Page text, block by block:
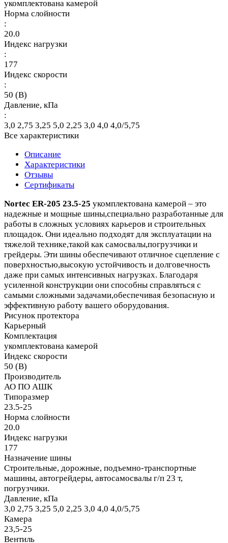
укомплектована камерой
Норма слойности
:
20.0
Индекс нагрузки
:
177
Индекс скорости
:
50 (B)
Давление, кПа
:
3,0 2,75 3,25 5,0 2,25 3,0 4,0 4,0/5,75
Все характеристики
Описание
Характеристики
Отзывы
Сертификаты
Nortec ER-205 23.5-25 укомплектована камерой – это
надежные и мощные шины,специально разработанные для
работы в сложных условиях карьеров и строительных
площадок. Они идеально подходят для эксплуатации на
тяжелой технике,такой как самосвалы,погрузчики и
грейдеры. Эти шины обеспечивают отличное сцепление с
поверхностью,высокую устойчивость и долговечность
даже при самых интенсивных нагрузках. Благодаря
усиленной конструкции они способны справляться с
самыми сложными задачами,обеспечивая безопасную и
эффективную работу вашего оборудования.
Рисунок протектора
Карьерный
Комплектация
укомплектована камерой
Индекс скорости
50 (B)
Производитель
АО ПО АШК
Типоразмер
23.5-25
Норма слойности
20.0
Индекс нагрузки
177
Назначение шины
Строительные, дорожные, подъемно-транспортные
машины, автогрейдеры, автосамосвалы г/п 23 т,
погрузчики.
Давление, кПа
3,0 2,75 3,25 5,0 2,25 3,0 4,0 4,0/5,75
Камера
23,5-25
Вентиль